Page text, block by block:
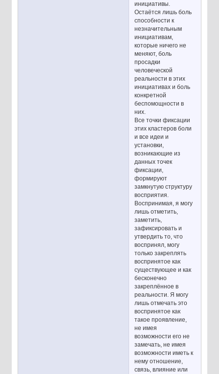
инициативы.
Остаётся лишь боль
способности к
незначительным
инициативам,
которые ничего не
меняют, боль
просадки
человеческой
реальности в этих
инициативах и боль
конкретной
беспомощности в
них.
Все точки фиксации
этих кластеров боли
и все идеи и
установки,
возникающие из
данных точек
фиксации,
формируют
замкнутую структуру
восприятия.
Воспринимая, я могу
лишь отметить,
заметить,
зафиксировать и
утвердить то, что
воспринял, могу
только закреплять
воспринятое как
существующее и как
бесконечно
закреплённое в
реальности. Я могу
лишь отмечать это
воспринятое как
такое проявление,
не имея
возможности его не
замечать, не имея
возможности иметь к
нему отношение,
связь, влияние или